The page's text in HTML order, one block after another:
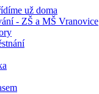
už doma
- ZŠ a MŠ Vranovice